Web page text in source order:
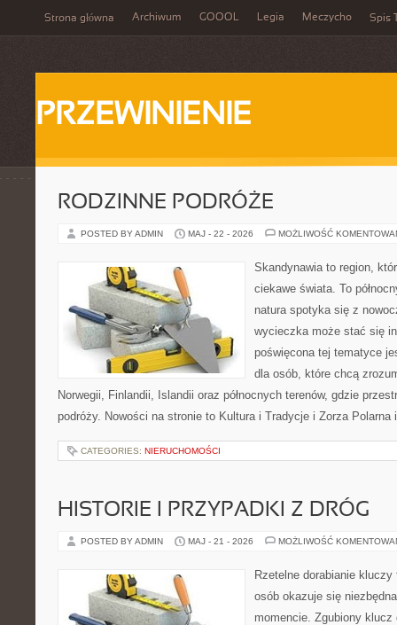
Strona główna Archiwum GOOOL Legia Meczycho Spis
PRZEWINIENIE
RODZINNE PODRÓŻE
POSTED BY ADMIN MAJ - 22 - 2026 MOŻLIWOŚĆ
Skandynawia to region,
ciekawe świata. To
natura spotyka się z
wycieczka może stać się
poświęcona tej tematyce
dla osób, które chcą
Norwegii, Finlandii, Islandii oraz północnych terenów, gdzie
podróży. Nowości na stronie to Kultura i Tradycje i Zorza
CATEGORIES: NIERUCHOMOŚCI
HISTORIE I PRZYPADKI Z DRÓG
POSTED BY ADMIN MAJ - 21 - 2026 MOŻLIWOŚĆ
Rzetelne dorabianie
osób okazuje się
momencie. Zgubiony